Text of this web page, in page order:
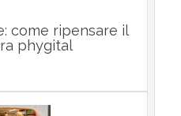
come ripensare il
phygital